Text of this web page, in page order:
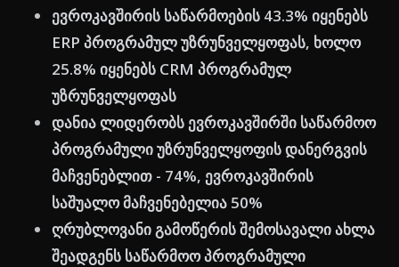
ევროკავშირის საწარმოების 43.3% იყენებს
ERP პროგრამულ უზრუნველყოფას, ხოლო
25.8% იყენებს CRM პროგრამულ
უზრუნველყოფას
დანია ლიდერობს ევროკავშირში საწარმოო
პროგრამული უზრუნველყოფის დანერგვის
მაჩვენებლით - 74%, ევროკავშირის
საშუალო მაჩვენებელია 50%
ღრუბლოვანი გამოწერის შემოსავალი ახლა
შეადგენს საწარმოო პროგრამული